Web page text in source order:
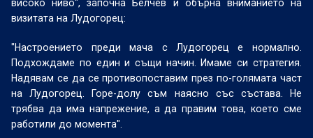
високо ниво", започна Белчев и обърна вниманието на
визитата на Лудогорец:
"Настроението преди мача с Лудогорец е нормално.
Подхождаме по един и същи начин. Имаме си стратегия.
Надявам се да се противопоставим през по-голямата част
на Лудогорец. Горе-долу съм наясно със състава. Не
трябва да има напрежение, а да правим това, което сме
работили до момента".